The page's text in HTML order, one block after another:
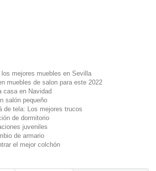
mejores muebles en Sevilla
muebles de salon para este 2022
casa en Navidad
salón pequeño
de tela: Los mejores trucos
de dormitorio
juveniles
de armario
el mejor colchón